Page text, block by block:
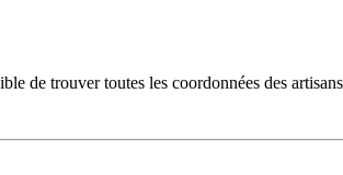
de trouver toutes les coordonnées des